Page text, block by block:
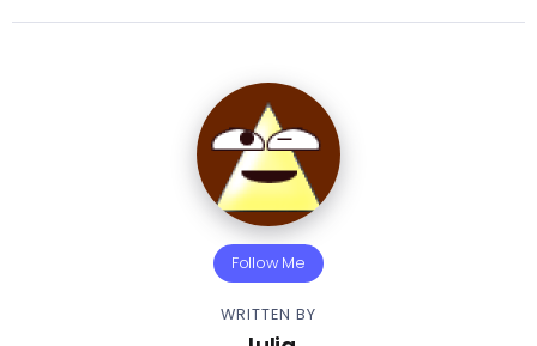
Follow Me
WRITTEN BY